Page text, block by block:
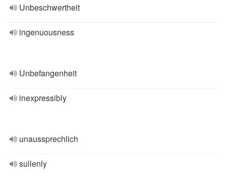
Unbeschwertheit
ingenuousness
Unbefangenheit
inexpressibly
unaussprechlich
sullenly